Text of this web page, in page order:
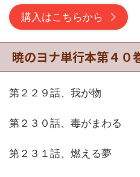
購入はこちらから
暁のヨナ単行本第４０
第２２９話、我が物
第２３０話、毒がまわる
第２３１話、燃える夢